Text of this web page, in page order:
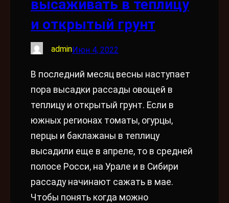
высаживать в теплицу
и открытый грунт
adminИюн 4, 2022
В последний месяц весны наступает
пора высадки рассады овощей в
теплицу и открытый грунт. Если в
южных регионах томаты, огурцы,
перцы и баклажаны в теплицу
высадили еще в апреле, то в средней
полосе Росси, на Урале и в Сибири
рассаду начинают сажать в мае.
Чтобы понять когда можно